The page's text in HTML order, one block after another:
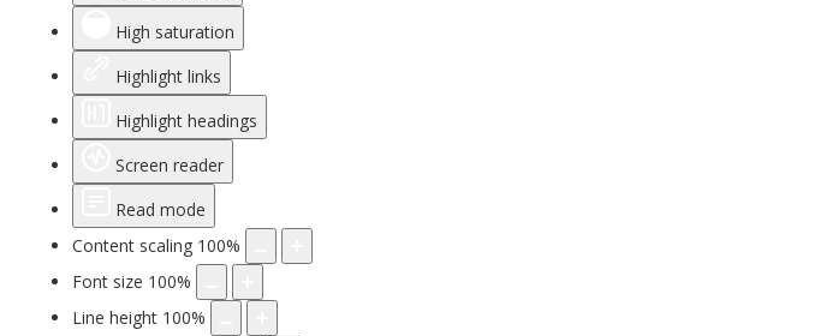
High saturation
Highlight links
Highlight headings
Screen reader
Read mode
Content scaling 100%
Font size 100%
Line height 100%